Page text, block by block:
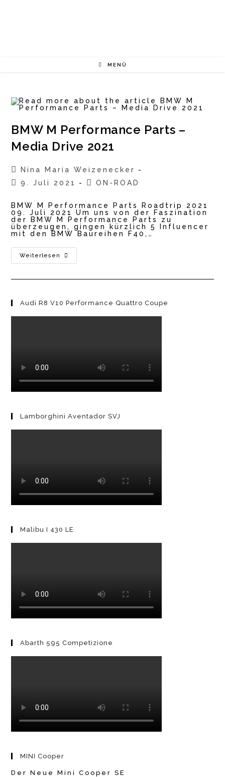
MENÜ
BMW M Performance Parts –
Media Drive 2021
Beitrags-
Autor:
Nina Maria Weizenecker
Beitrag
9. Juli 2021
Beitrags-
ON-ROAD
BMW M Performance Parts Roadtrip 2021
09. Juli 2021 Um uns von der Faszination
der BMW M Performance Parts zu
überzeugen, gingen kürzlich 5 Influencer
mit den BMW Baureihen F40,…
Weiterlesen
BMW
M
2021
Audi R8 V10 Performance Quattro Coupe
Lamborghini Aventador SVJ
Malibu I 430 LE
Abarth 595 Competizione
MINI Cooper
Der Neue Mini Cooper SE